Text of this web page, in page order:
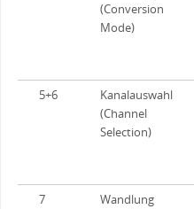
(Conversion
Mode)
5+6
Kanalauswahl
(Channel
Selection)
7
Wandlung